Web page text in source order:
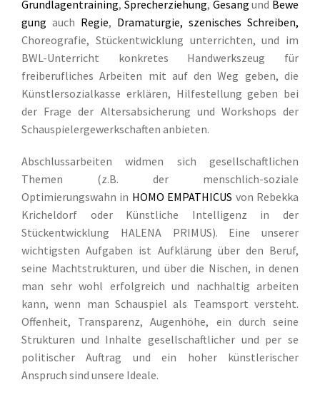
Grundlagentraining, Sprecherziehung, Gesang und Bewe
gung auch Regie, Dramaturgie, szenisches Schreiben,
Choreografie, Stückentwicklung unterrichten, und im
BWL-Unterricht konkretes Handwerkszeug für
freiberufliches Arbeiten mit auf den Weg geben, die
Künstlersozialkasse erklären, Hilfestellung geben bei
der Frage der Altersabsicherung und Workshops der
Schauspielergewerkschaften anbieten.
Abschlussarbeiten widmen sich gesellschaftlichen
Themen (z.B. der menschlich-soziale
Optimierungswahn in HOMO EMPATHICUS von Rebekka
Kricheldorf oder Künstliche Intelligenz in der
Stückentwicklung HALENA PRIMUS). Eine unserer
wichtigsten Aufgaben ist Aufklärung über den Beruf,
seine Machtstrukturen, und über die Nischen, in denen
man sehr wohl erfolgreich und nachhaltig arbeiten
kann, wenn man Schauspiel als Teamsport versteht.
Offenheit, Transparenz, Augenhöhe, ein durch seine
Strukturen und Inhalte gesellschaftlicher und per se
politischer Auftrag und ein hoher künstlerischer
Anspruch sind unsere Ideale.